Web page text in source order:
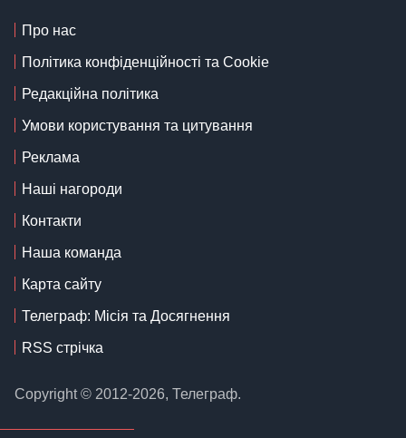
Про нас
Політика конфіденційності та Cookie
Редакційна політика
Умови користування та цитування
Реклама
Наші нагороди
Контакти
Наша команда
Карта сайту
Телеграф: Місія та Досягнення
RSS стрічка
Copyright © 2012-2026, Телеграф.